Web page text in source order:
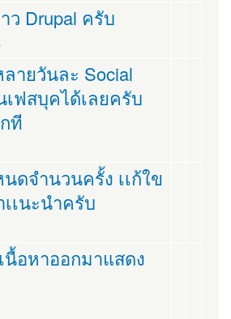
ว Drupal ครับ
ายวันละ Social
เฟสบุคได้เลยครับ
ที
ดจำนวนครั้ง เเก้ใข
เนะนำครับ
นื้อหาออกมาแสดง